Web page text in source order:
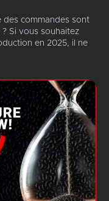
des commandes sont
Si vous souhaitez
en 2025, il ne